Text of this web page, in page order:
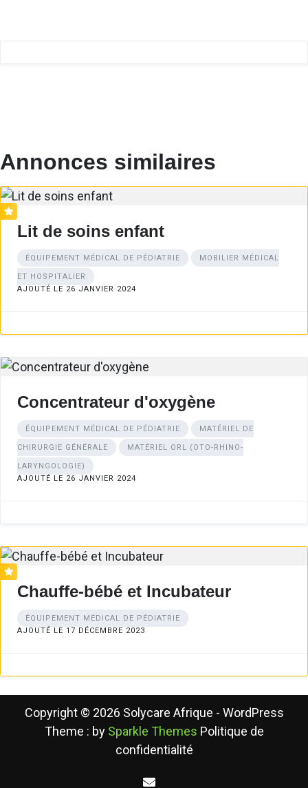
Annonces similaires
Lit de soins enfant
ÉQUIPEMENT MÉDICAL DE PÉDIATRIE MOBILIER MÉDICAL
ET HOSPITALIER
AJOUTÉ LE 26 JANVIER 2024
Concentrateur d'oxygène
ÉQUIPEMENT MÉDICAL DE PÉDIATRIE MATÉRIEL DE
CHIRURGIE GÉNÉRALE MATÉRIEL ORL (OTO-RHINO-
LARYNGOLOGIE)
AJOUTÉ LE 26 JANVIER 2024
Chauffe-bébé et Incubateur
ÉQUIPEMENT MÉDICAL DE PÉDIATRIE
AJOUTÉ LE 17 DÉCEMBRE 2023
Copyright © 2026 Solycare Afrique - WordPress
Theme : by Sparkle Themes Politique de
confidentialité